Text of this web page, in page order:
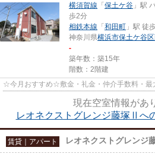
横須賀線 「 保土ケ谷 」駅
歩2分
相鉄本線 「 和田町 」駅 徒
神奈川県横浜市保土ケ谷区
-
築年数：築15年
階数：2階建
☆今月おすすめ☆敷金・礼金・仲介手数料・最
現在空室情報があ
レオネクストグレンジ藤塚Ⅱへ
賃貸｜アパート レオネクストグレンジ